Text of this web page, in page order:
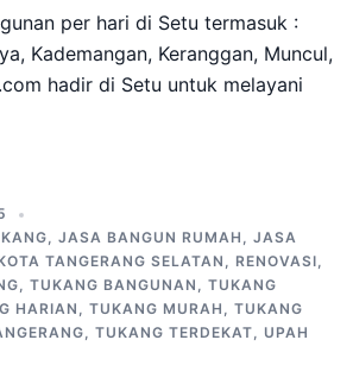
per hari di Setu termasuk :
Kademangan, Keranggan, Muncul,
hadir di Setu untuk melayani
, JASA BANGUN RUMAH , JASA
TANGERANG SELATAN , RENOVASI,
, TUKANG BANGUNAN , TUKANG
HARIAN , TUKANG MURAH , TUKANG
, TUKANG TERDEKAT, UPAH